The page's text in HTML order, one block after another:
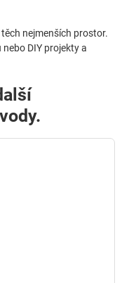
nejmenších prostor.
DIY projekty a